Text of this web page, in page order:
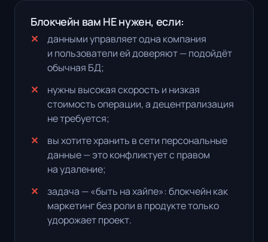
Блокчейн вам НЕ нужен, если:
данными управляет одна компания
и пользователи ей доверяют — подойдёт
обычная БД;
нужны высокая скорость и низкая
стоимость операции, а децентрализация
не требуется;
вы хотите хранить в сети персональные
данные — это конфликтует с правом
на удаление;
задача — «быть на хайпе»: блокчейн как
маркетинг без роли в продукте только
удорожает проект.